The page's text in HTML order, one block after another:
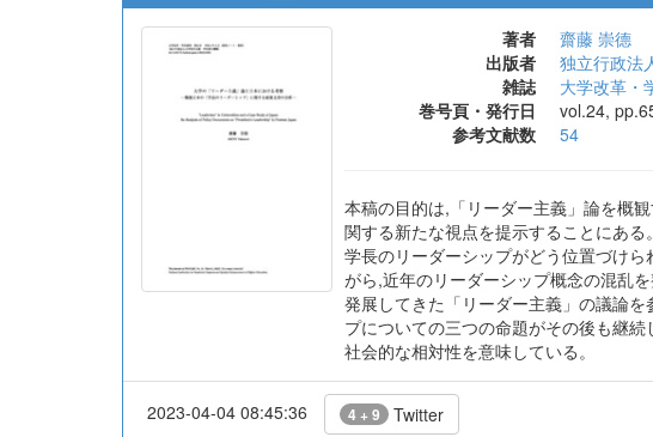
著者
齋藤 崇德
出版者
独立行政法
雑誌
大学改革・
巻号頁・発行日
vol.24,
参考文献数
54
本稿の目的は,「リーダー主義」論を概
関する新たな視点を提示することにあ
学長のリーダーシップがどう位置づけ
がら,近年のリーダーシップ概念の混乱
発展してきた「リーダー主義」の議論
プについての三つの命題がその後も継
社会的な相対性を意味している。
2023-04-04 08:45:36 4 + 9 Twitter